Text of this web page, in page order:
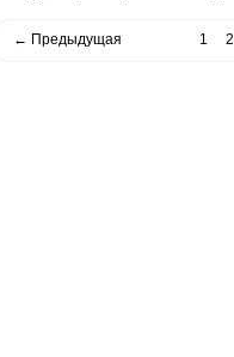
← Предыдущая 1 2